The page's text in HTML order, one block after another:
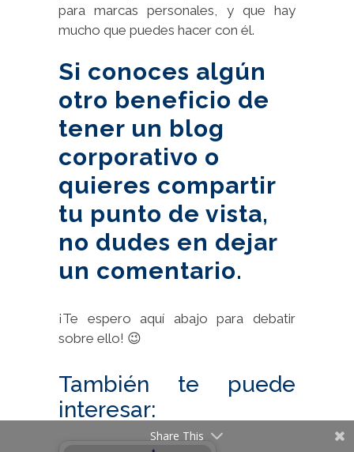
para marcas personales, y que hay
mucho que puedes hacer con él.
Si conoces algún
otro beneficio de
tener un blog
corporativo o
quieres compartir
tu punto de vista,
no dudes en dejar
un comentario.
¡Te espero aquí abajo para debatir
sobre ello! 😉
También te puede
interesar:
Share This